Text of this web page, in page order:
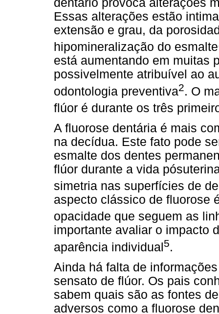
dentário provoca alterações
Essas alterações estão
extensão e grau, da
hipomineralização do esmalte
está aumentando em muitas
possivelmente atribuível ao
odontologia preventiva2. O
flúor é durante os três
A fluorose dentária é mais
na decídua. Este fato pode
esmalte dos dentes
flúor durante a vida
simetria nas superfícies de
aspecto clássico de fluorose
opacidade que seguem as
importante avaliar o impacto
aparência individual5.
Ainda há falta de
sensato de flúor. Os pais
sabem quais são as fontes
adversos como a fluorose